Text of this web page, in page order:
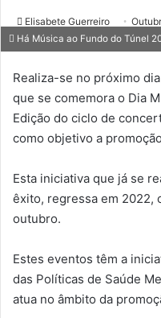
Elisabete Guerreiro
Há Música ao Fundo do Túnel
Realiza-se no próximo
que se comemora o Dia
Edição do ciclo de
como objetivo a
Esta iniciativa que já se
êxito, regressa em 2022,
outubro.
Estes eventos têm a
das Políticas de Saúde
atua no âmbito da